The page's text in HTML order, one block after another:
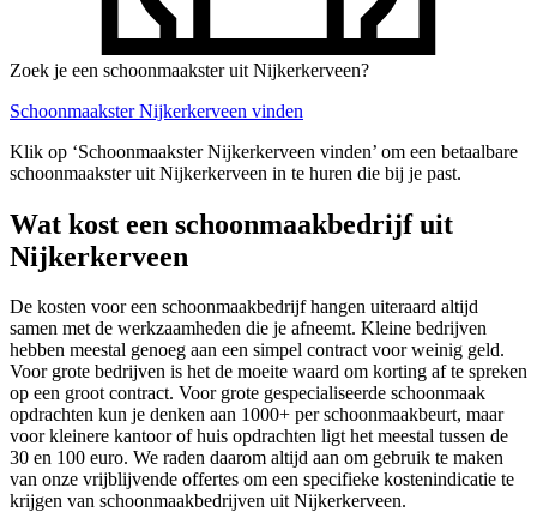
Zoek je een schoonmaakster uit Nijkerkerveen?
Schoonmaakster Nijkerkerveen vinden
Klik op ‘Schoonmaakster Nijkerkerveen vinden’ om een betaalbare
schoonmaakster uit Nijkerkerveen in te huren die bij je past.
Wat kost een schoonmaakbedrijf uit
Nijkerkerveen
De kosten voor een schoonmaakbedrijf hangen uiteraard altijd
samen met de werkzaamheden die je afneemt. Kleine bedrijven
hebben meestal genoeg aan een simpel contract voor weinig geld.
Voor grote bedrijven is het de moeite waard om korting af te spreken
op een groot contract. Voor grote gespecialiseerde schoonmaak
opdrachten kun je denken aan 1000+ per schoonmaakbeurt, maar
voor kleinere kantoor of huis opdrachten ligt het meestal tussen de
30 en 100 euro. We raden daarom altijd aan om gebruik te maken
van onze vrijblijvende offertes om een specifieke kostenindicatie te
krijgen van schoonmaakbedrijven uit Nijkerkerveen.